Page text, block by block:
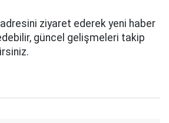
adresini ziyaret ederek yeni haber
güncel gelişmeleri takip